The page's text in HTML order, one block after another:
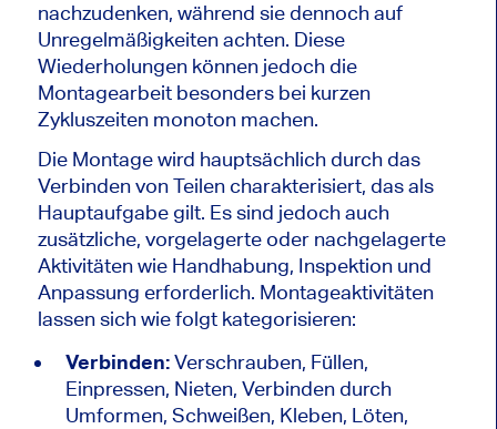
nachzudenken, während sie dennoch auf
Unregelmäßigkeiten achten. Diese
Wiederholungen können jedoch die
Montagearbeit besonders bei kurzen
Zykluszeiten monoton machen.
Die Montage wird hauptsächlich durch das
Verbinden von Teilen charakterisiert, das als
Hauptaufgabe gilt. Es sind jedoch auch
zusätzliche, vorgelagerte oder nachgelagerte
Aktivitäten wie Handhabung, Inspektion und
Anpassung erforderlich. Montageaktivitäten
lassen sich wie folgt kategorisieren:
Verbinden:Verschrauben, Füllen,
Einpressen, Nieten, Verbinden durch
Umformen, Schweißen, Kleben, Löten,